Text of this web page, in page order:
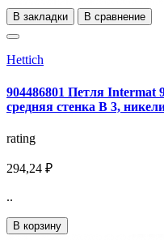
В закладки В сравнение
Hettich
904486801 Петля Intermat
средняя стенка B 3,
rating
294,24 ₽
..
В корзину